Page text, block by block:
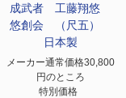
成武者 工藤翔悠
悠創会 （尺五）
日本製
メーカー通常価格30,800
円のところ
特別価格